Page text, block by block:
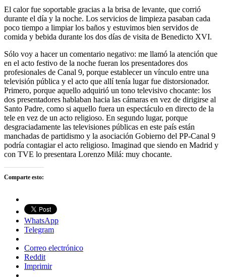
El calor fue soportable gracias a la brisa de levante, que corrió
durante el día y la noche. Los servicios de limpieza pasaban cada
poco tiempo a limpiar los baños y estuvimos bien servidos de
comida y bebida durante los dos días de visita de Benedicto XVI.
Sólo voy a hacer un comentario negativo: me llamó la atención que
en el acto festivo de la noche fueran los presentadores dos
profesionales de Canal 9, porque establecer un vínculo entre una
televisión pública y el acto que allí tenía lugar fue distorsionador.
Primero, porque aquello adquirió un tono televisivo chocante: los
dos presentadores hablaban hacia las cámaras en vez de dirigirse al
Santo Padre, como si aquello fuera un espectáculo en directo de la
tele en vez de un acto religioso. En segundo lugar, porque
desgraciadamente las televisiones públicas en este país están
manchadas de partidismo y la asociación Gobierno del PP-Canal 9
podría contagiar el acto religioso. Imaginad que siendo en Madrid y
con TVE lo presentara Lorenzo Milá: muy chocante.
Comparte esto:
WhatsApp
Telegram
Correo electrónico
Reddit
Imprimir